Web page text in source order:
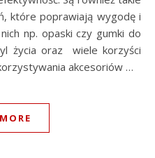
które poprawiają wygodę i
np. opaski czy gumki do
życia oraz wiele korzyści
akcesoriów …